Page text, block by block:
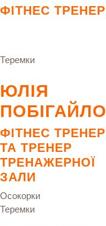
ФІТНЕС ТРЕНЕР
Теремки
ЮЛІЯ
ПОБІГАЙЛО
ФІТНЕС ТРЕНЕР
ТА ТРЕНЕР
ТРЕНАЖЕРНОЇ
ЗАЛИ
Осокорки
Теремки